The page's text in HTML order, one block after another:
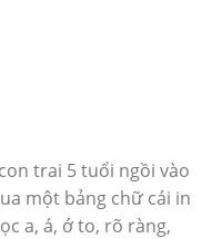
trai 5 tuổi ngồi vào
một bảng chữ cái in
a, á, ớ to, rõ ràng,